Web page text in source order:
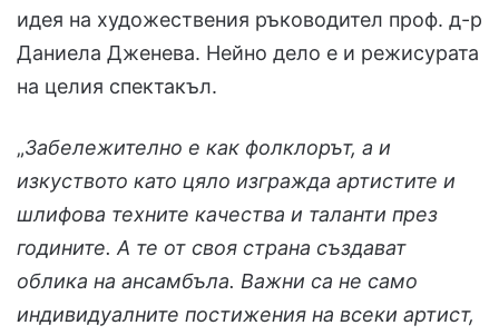
идея на художествения ръководител проф. д-р
Даниела Дженева. Нейно дело е и режисурата
на целия спектакъл.
„Забележително е как фолклорът, а и
изкуството като цяло изгражда артистите и
шлифова техните качества и таланти през
годините. А те от своя страна създават
облика на ансамбъла. Важни са не само
индивидуалните постижения на всеки артист,